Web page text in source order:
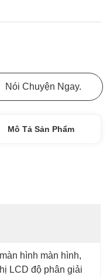
Nói Chuyện Ngay.
Mô Tả Sản Phẩm
hình màn hình,
LCD độ phân giải